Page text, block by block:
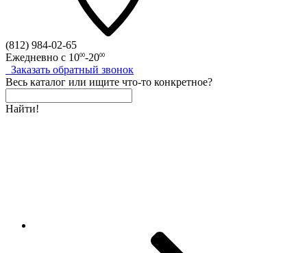
(812) 984-02-65
Ежедневно с 1000-2000
Заказать обратный звонок
Весь каталог или ищите что-то конкретное?
Найти!